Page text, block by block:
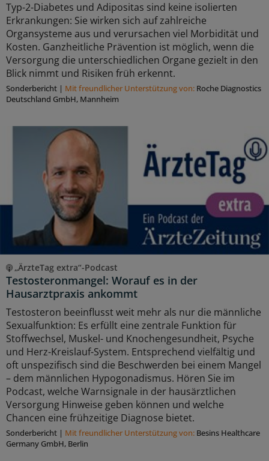
Typ-2-Diabetes und Adipositas sind keine isolierten
Erkrankungen: Sie wirken sich auf zahlreiche
Organsysteme aus und verursachen viel Morbidität und
Kosten. Ganzheitliche Prävention ist möglich, wenn die
Versorgung die unterschiedlichen Organe gezielt in den
Blick nimmt und Risiken früh erkennt.
Sonderbericht | Mit freundlicher Unterstützung von: Roche Diagnostics
Deutschland GmbH, Mannheim
„ÄrzteTag extra“-Podcast
Testosteronmangel: Worauf es in der
Hausarztpraxis ankommt
Testosteron beeinflusst weit mehr als nur die männliche
Sexualfunktion: Es erfüllt eine zentrale Funktion für
Stoffwechsel, Muskel- und Knochengesundheit, Psyche
und Herz-Kreislauf-System. Entsprechend vielfältig und
oft unspezifisch sind die Beschwerden bei einem Mangel
– dem männlichen Hypogonadismus. Hören Sie im
Podcast, welche Warnsignale in der hausärztlichen
Versorgung Hinweise geben können und welche
Chancen eine frühzeitige Diagnose bietet.
Sonderbericht | Mit freundlicher Unterstützung von: Besins Healthcare
Germany GmbH, Berlin